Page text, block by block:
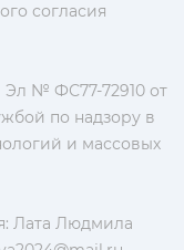
согласия
№ ФС77-72910 от
по надзору в
и массовых
Лата Людмила